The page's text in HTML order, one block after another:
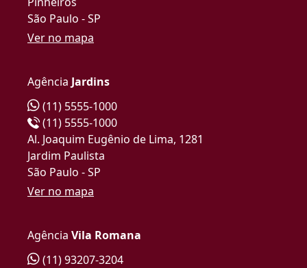
São Paulo - SP
Ver no mapa
Agência Jardins
(11) 5555-1000
(11) 5555-1000
Al. Joaquim Eugênio de Lima, 1281
Jardim Paulista
São Paulo - SP
Ver no mapa
Agência Vila Romana
(11) 93207-3204